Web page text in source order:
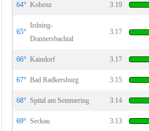
64° Kobenz 3.19
65°
Irdning-
Donnersbachtal
3.17
66° Kaindorf 3.17
67° Bad Radkersburg 3.15
68° Spital am Semmering 3.14
69° Seckau 3.13